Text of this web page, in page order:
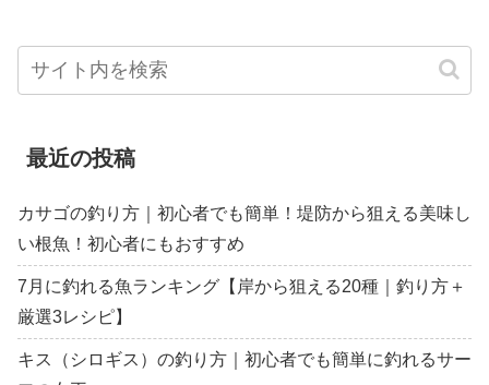
最近の投稿
カサゴの釣り方｜初心者でも簡単！堤防から狙える美味し
い根魚！初心者にもおすすめ
7月に釣れる魚ランキング【岸から狙える20種｜釣り方＋
厳選3レシピ】
キス（シロギス）の釣り方｜初心者でも簡単に釣れるサー